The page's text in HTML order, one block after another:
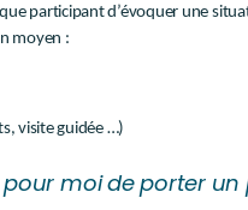
participant d’évoquer une
moyen :
visite guidée …)
moi de porter